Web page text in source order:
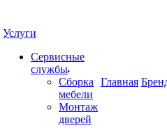
Услуги
Сервисные
службы
Сборка
мебели
Монтаж
дверей
Главная